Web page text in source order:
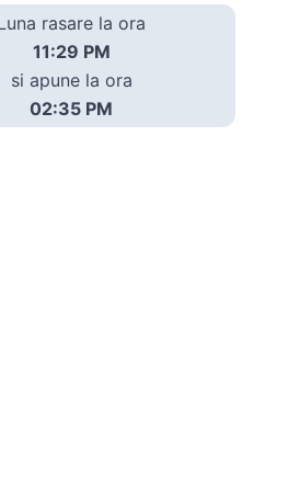
rasare la ora
11:29 PM
si apune la ora
02:35 PM